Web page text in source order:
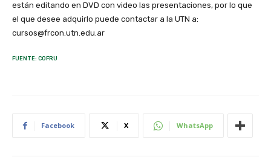
están editando en DVD con video las presentaciones, por lo que
el que desee adquirlo puede contactar a la UTN a:
cursos@frcon.utn.edu.ar
FUENTE: COFRU
Facebook X WhatsApp